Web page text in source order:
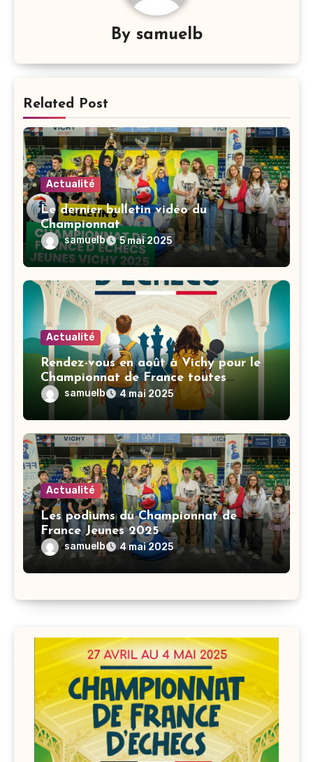
By samuelb
Related Post
Actualité
Le dernier bulletin vidéo du
Championnat
samuelb 5 mai 2025
Actualité
Rendez-vous en août à Vichy pour le
Championnat de France toutes
catégories
samuelb 4 mai 2025
Actualité
Les podiums du Championnat de
France Jeunes 2025
samuelb 4 mai 2025